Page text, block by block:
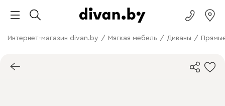
Интернет-магазин divan.by / Мягкая мебель / Диваны /